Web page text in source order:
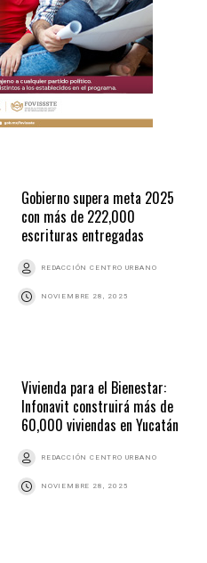
Gobierno supera meta 2025
con más de 222,000
escrituras entregadas
REDACCIÓN CENTRO URBANO
NOVIEMBRE 28, 2025
Vivienda para el Bienestar:
Infonavit construirá más de
60,000 viviendas en Yucatán
REDACCIÓN CENTRO URBANO
NOVIEMBRE 28, 2025